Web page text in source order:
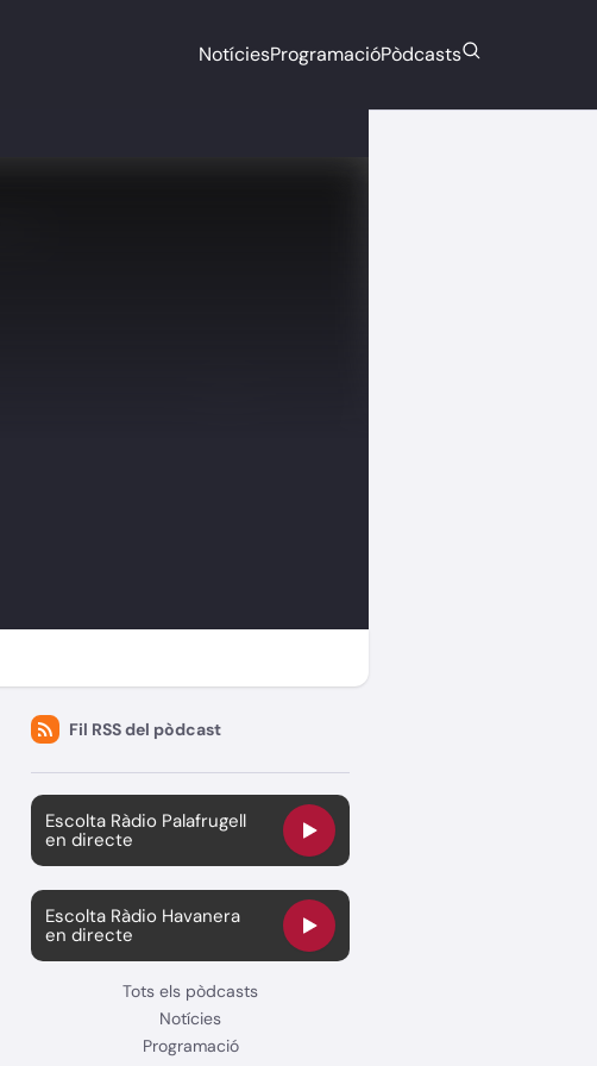
NotíciesProgramacióPòdcasts
Fil RSS del pòdcast
Escolta Ràdio Palafrugell
en directe
Escolta Ràdio Havanera
en directe
Tots els pòdcasts
Notícies
Programació